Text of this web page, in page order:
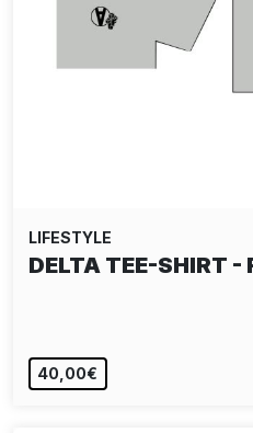
LIFESTYLE
DELTA TEE-SHIRT -
40,00€